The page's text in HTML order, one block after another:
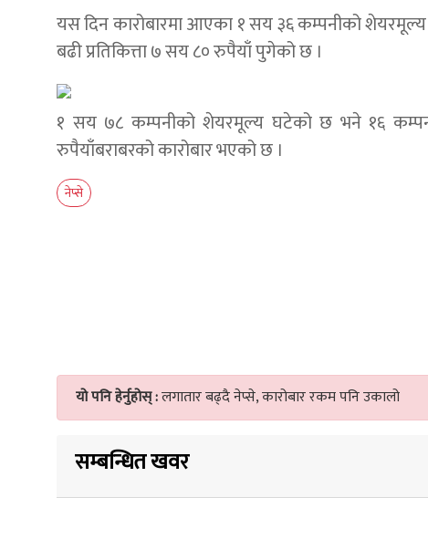
यस दिन कारोबारमा आएका १ सय ३६ कम्पनीको शेयरमूल्य
बढी प्रतिकित्ता ७ सय ८० रुपैयाँ पुगेको छ ।
१ सय ७८ कम्पनीको शेयरमूल्य घटेको छ भने १६
रुपैयाँबराबरको कारोबार भएको छ ।
नेप्से
यो पनि हेर्नुहोस् :लगातार बढ्दै नेप्से, कारोबार रकम पनि उकालो
सम्बन्धित खवर